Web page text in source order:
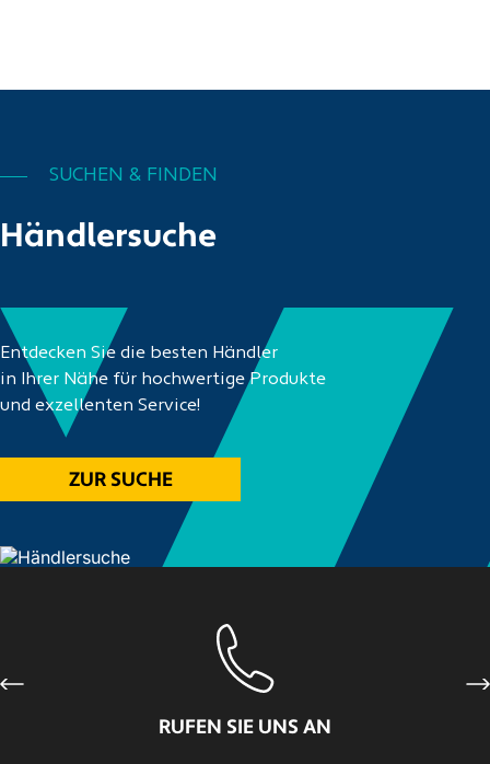
Händlersuche
SUCHEN & FINDEN
Entdecken Sie die besten Händler
in Ihrer Nähe für hochwertige Produkte
und exzellenten Service!
ZUR SUCHE
RUFEN SIE UNS AN
Previous